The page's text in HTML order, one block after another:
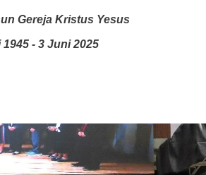
Gereja Kristus Yesus
- 3 Juni 2025